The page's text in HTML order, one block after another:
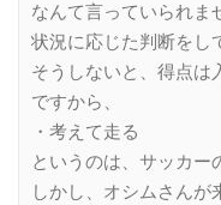
なんて言っていられま
状況に応じた判断をし
そうしないと、得点は
ですから、
・考えて走る
というのは、サッカー
しかし、オシムさんが